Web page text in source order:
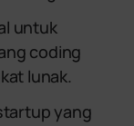
untuk
coding
lunak.
yang